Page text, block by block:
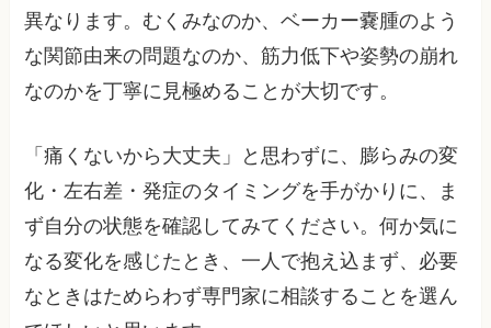
異なります。むくみなのか、ベーカー嚢腫のよう
な関節由来の問題なのか、筋力低下や姿勢の崩れ
なのかを丁寧に見極めることが大切です。
「痛くないから大丈夫」と思わずに、膨らみの変
化・左右差・発症のタイミングを手がかりに、ま
ず自分の状態を確認してみてください。何か気に
なる変化を感じたとき、一人で抱え込まず、必要
なときはためらわず専門家に相談することを選ん